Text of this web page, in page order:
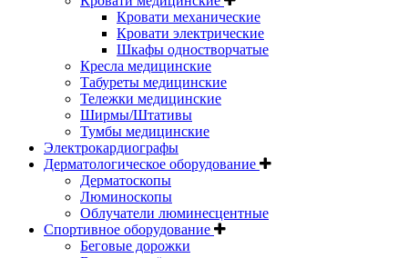
Кровати механические
Кровати электрические
Шкафы одностворчатые
Кресла медицинские
Табуреты медицинские
Тележки медицинские
Ширмы/Штативы
Тумбы медицинские
Электрокардиографы
Дерматологическое оборудование
Дерматоскопы
Люминоскопы
Облучатели люминесцентные
Спортивное оборудование
Беговые дорожки